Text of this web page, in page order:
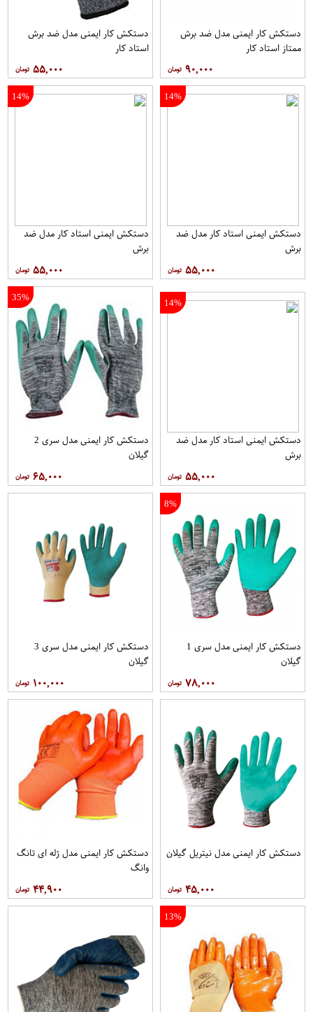
دستکش کار ایمنی مدل ضد برش
ممتاز استاد کار
۹۰,۰۰۰
دستکش کار ایمنی مدل ضد برش
استاد کار
۵۵,۰۰۰
14%
دستکش ایمنی استاد کار مدل ضد
برش
۵۵,۰۰۰
14%
دستکش ایمنی استاد کار مدل ضد
برش
۵۵,۰۰۰
14%
دستکش ایمنی استاد کار مدل ضد
برش
۵۵,۰۰۰
35%
دستکش کار ایمنی مدل سری 2
گیلان
۶۵,۰۰۰
8%
دستکش کار ایمنی مدل سری 1
گیلان
۷۸,۰۰۰
دستکش کار ایمنی مدل سری 3
گیلان
۱۰۰,۰۰۰
دستکش کار ایمنی مدل نیتریل گیلان
۴۵,۰۰۰
دستکش کار ایمنی مدل ژله ای تانگ
وانگ
۴۴,۹۰۰
13%